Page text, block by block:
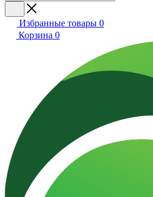
Избранные товары 0
Корзина 0